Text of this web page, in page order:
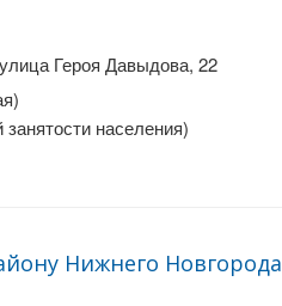
Героя Давыдова, 22
населения)
Нижнего Новгорода